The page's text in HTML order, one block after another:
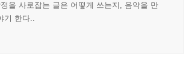
을 사로잡는 글은 어떻게 쓰는지, 음악을 만
기 한다..